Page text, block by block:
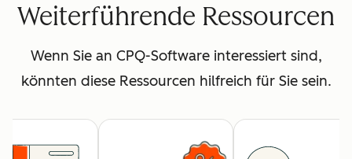
Weiterführende Ressourcen
Wenn Sie an CPQ-Software interessiert sind,
könnten diese Ressourcen hilfreich für Sie sein.